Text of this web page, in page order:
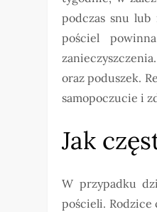
podczas snu lub
pościel
oraz poduszek.
samopoczucie i
Jak
W przypadku
pościeli. Rodzice